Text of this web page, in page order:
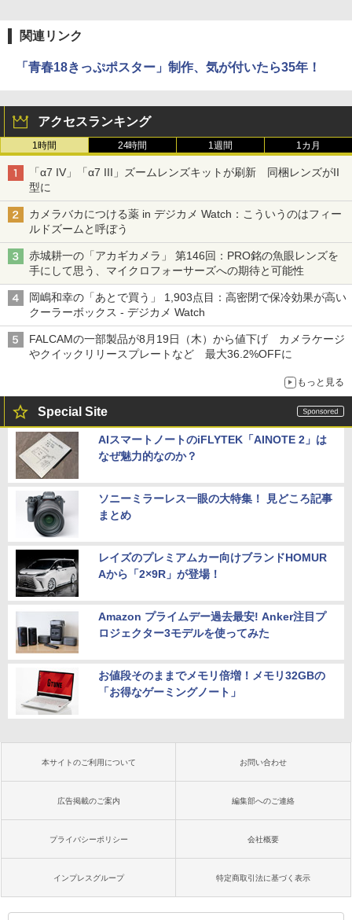
関連リンク
「青春18きっぷポスター」制作、気が付いたら35年！
アクセスランキング
1時間 24時間 1週間 1カ月
「α7 IV」「α7 III」ズームレンズキットが刷新 同梱レンズがII
型に
カメラバカにつける薬 in デジカメ Watch：こういうのはフィー
ルドズームと呼ぼう
赤城耕一の「アカギカメラ」 第146回：PRO銘の魚眼レンズを
手にして思う、マイクロフォーサーズへの期待と可能性
岡嶋和幸の「あとで買う」 1,903点目：高密閉で保冷効果が高い
クーラーボックス - デジカメ Watch
FALCAMの一部製品が8月19日（木）から値下げ カメラケージ
やクイックリリースプレートなど 最大36.2%OFFに
もっと見る
Special Site
AIスマートノートのiFLYTEK「AINOTE 2」は
なぜ魅力的なのか？
ソニーミラーレス一眼の大特集！ 見どころ記事
まとめ
レイズのプレミアムカー向けブランドHOMUR
Aから「2×9R」が登場！
Amazon プライムデー過去最安! Anker注目プ
ロジェクター3モデルを使ってみた
お値段そのままでメモリ倍増！メモリ32GBの
「お得なゲーミングノート」
本サイトのご利用について お問い合わせ
広告掲載のご案内 編集部へのご連絡
プライバシーポリシー 会社概要
インプレスグループ 特定商取引法に基づく表示